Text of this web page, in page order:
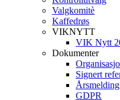
Valgkomitè
Kaffedrøs
VIKNYTT
VIK Nytt
Dokumenter
Signert
GDPR